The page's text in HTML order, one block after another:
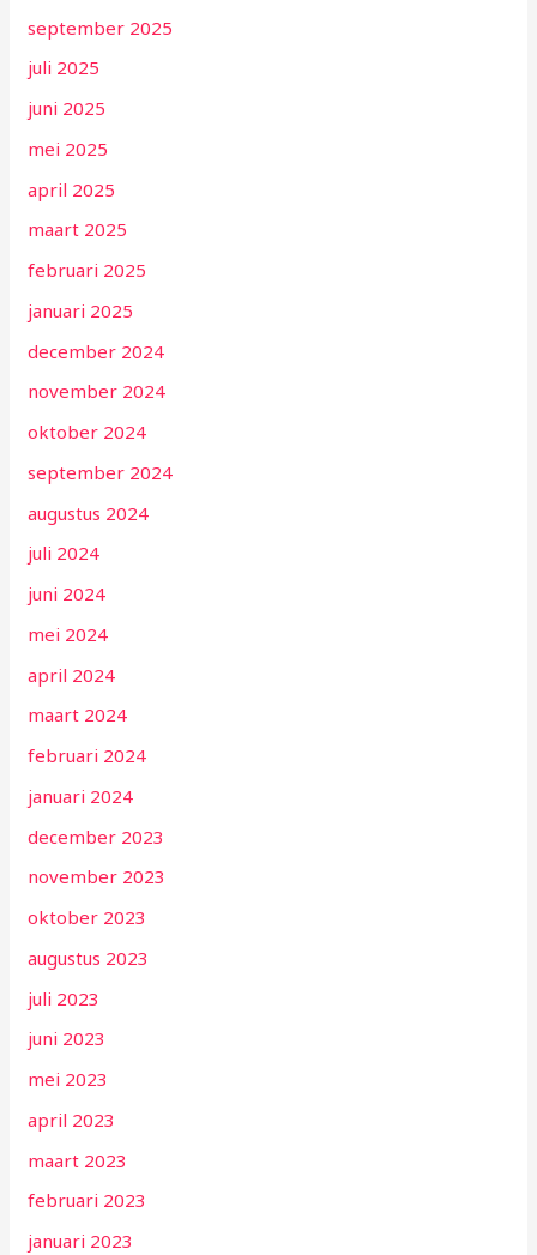
september 2025
juli 2025
juni 2025
mei 2025
april 2025
maart 2025
februari 2025
januari 2025
december 2024
november 2024
oktober 2024
september 2024
augustus 2024
juli 2024
juni 2024
mei 2024
april 2024
maart 2024
februari 2024
januari 2024
december 2023
november 2023
oktober 2023
augustus 2023
juli 2023
juni 2023
mei 2023
april 2023
maart 2023
februari 2023
januari 2023